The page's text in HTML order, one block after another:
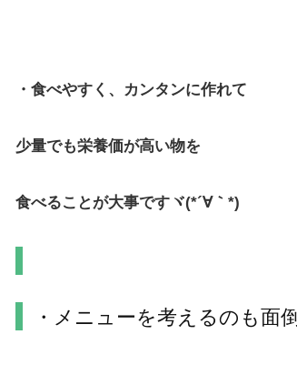
・食べやすく、カンタンに作れて
少量でも栄養価が高い物を
食べることが大事ですヾ(*´∀｀*)
・メニューを考えるのも